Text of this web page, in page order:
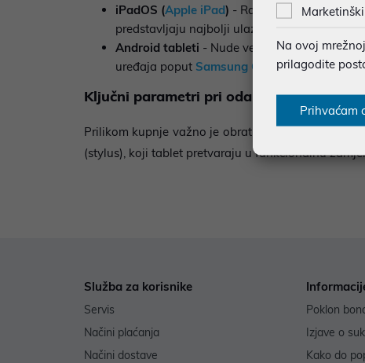
iPadOS (Apple iPad) - Rade kao zamjena
predstavljaju najbolji ulazni model za
Android tableti - Nude veliku fleksibilnost,
uređaja poput Samsung Galaxy Tabserije.
Ključni parametri pri odabiru
Prilikom kupnje važno je obratiti pažnju navrstu
(stylus), koji tablet pretvaraju u funkcionalnu
Služba za korisnike
Servis
Načini plaćanja
Načini dostave
Poklon
Izjave o
Kako do
Marketinški
Na ovoj
prilagodite
Prihvaćam